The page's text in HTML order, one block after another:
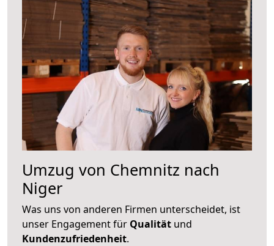
Umzug von Chemnitz nach
Niger
Was uns von anderen Firmen unterscheidet, ist
unser Engagement für Qualität und
Kundenzufriedenheit.